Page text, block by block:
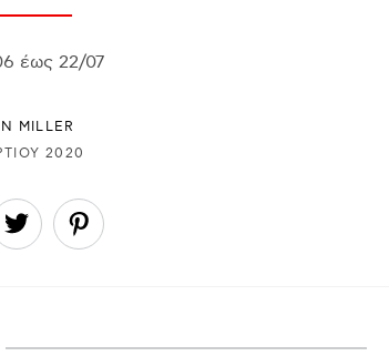
έως 22/07
MILLER
2020